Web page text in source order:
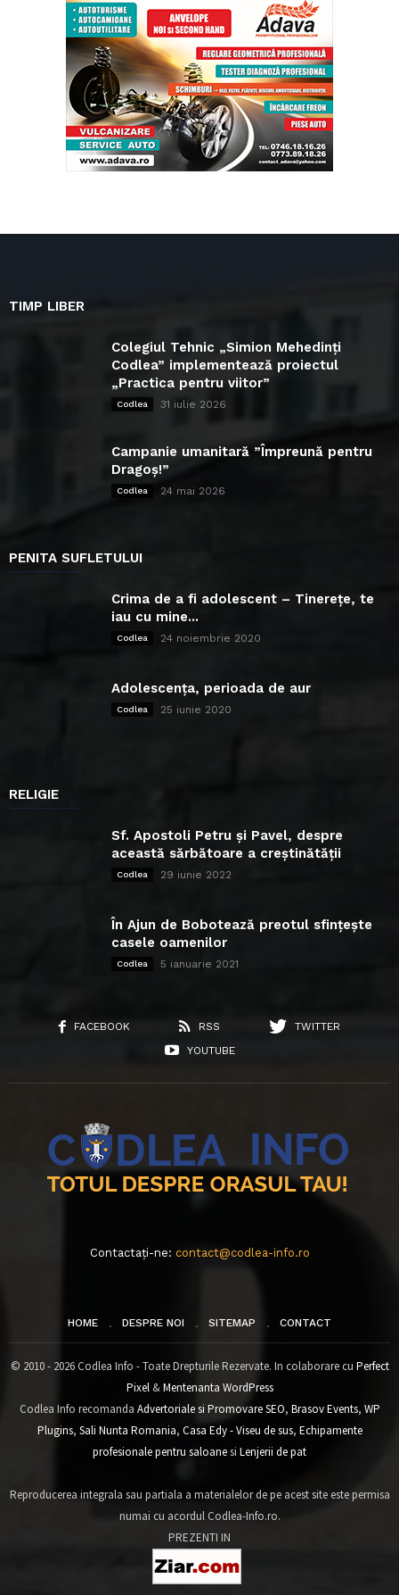
TIMP LIBER
Colegiul Tehnic „Simion Mehedinți
Codlea” implementează proiectul
„Practica pentru viitor”
Codlea 31 iulie 2026
Campanie umanitară ”Împreună pentru
Dragoș!”
Codlea 24 mai 2026
PENITA SUFLETULUI
Crima de a fi adolescent – Tinerețe, te
iau cu mine...
Codlea 24 noiembrie 2020
Adolescența, perioada de aur
Codlea 25 iunie 2020
RELIGIE
Sf. Apostoli Petru și Pavel, despre
această sărbătoare a creștinătății
Codlea 29 iunie 2022
În Ajun de Bobotează preotul sfințește
casele oamenilor
Codlea 5 ianuarie 2021
FACEBOOK RSS
TWITTER
YOUTUBE
Contactați-ne: contact@codlea-info.ro
HOME DESPRE NOI SITEMAP CONTACT
© 2010 - 2026 Codlea Info - Toate Drepturile Rezervate. In colaborare cu Perfect
Pixel&Mentenanta WordPress
Codlea Info recomanda Advertoriale si Promovare SEO, Brasov Events, WP
Plugins, Sali Nunta Romania, Casa Edy - Viseu de sus, Echipamente
profesionale pentru saloanesi Lenjerii de pat
Reproducerea integrala sau partiala a materialelor de pe acest site este permisa
numai cu acordul Codlea-Info.ro.
PREZENTI IN